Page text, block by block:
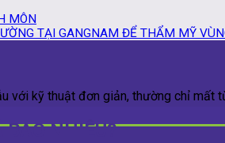
MÔN
TẠI GANGNAM ĐỂ THẨM MỸ
với kỹ thuật đơn giản, thường chỉ mất
BAO NHIÊU?